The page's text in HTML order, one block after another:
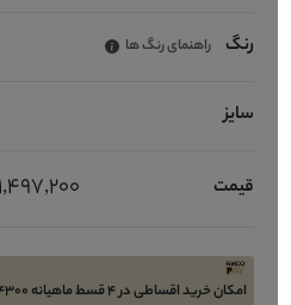
رنگ راهنمای رنگ ها
سایز
قیمت 11,497,200 تومان
امکان خرید اقساطی در 4 قسط ماهیانه 2874300 تومان بدون سود و چک